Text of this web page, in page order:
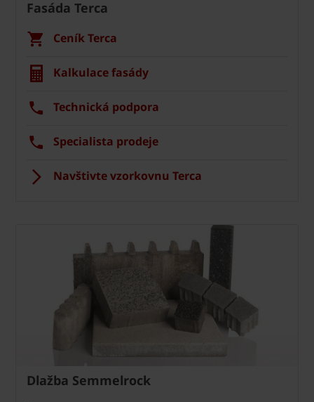
Fasáda Terca
Ceník Terca
Kalkulace fasády
Technická podpora
Specialista prodeje
Navštivte vzorkovnu Terca
Dlažba Semmelrock